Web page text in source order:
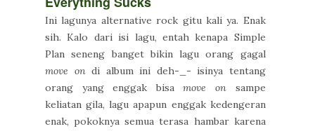
Ini lagunya alternative rock gitu kali ya. Enak
sih. Kalo dari isi lagu, entah kenapa Simple
Plan seneng banget bikin lagu orang gagal
move ondi album ini deh-_- isinya tentang
orang yang enggak bisamove on sampe
keliatan gila, lagu apapun enggak kedengeran
enak, pokoknya semua terasa hambar karena